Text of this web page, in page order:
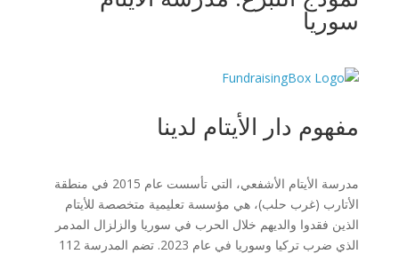
سوريا
مفهوم دار الأيتام لدينا
مدرسة الأيتام الأشفعي، التي تأسست عام 2015 في منطقة
الأتارب (غرب حلب)، هي مؤسسة تعليمية متخصصة للأيتام
الذين فقدوا والديهم خلال الحرب في سوريا والزلزال المدمر
الذي ضرب تركيا وسوريا في عام 2023. تضم المدرسة 112